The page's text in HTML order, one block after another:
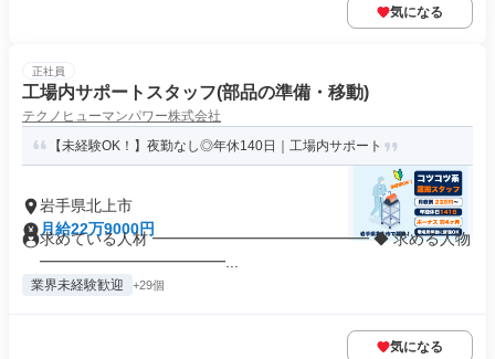
気になる
正社員
工場内サポートスタッフ(部品の準備・移動)
テクノヒューマンパワー株式会社
【未経験OK！】夜勤なし◎年休140日｜工場内サポート
岩手県北上市
月給22万9000円
求めている人材 ━━━━━━━━━━━━━━ ◆ 求める人物
━━━━━━━━━━━━...
業界未経験歓迎 +29個
気になる